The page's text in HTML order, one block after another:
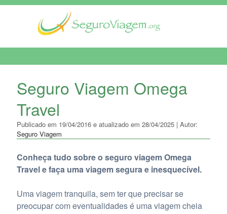
Seguro Viagem Omega
Travel
Publicado em 19/04/2016 e atualizado em 28/04/2025 | Autor:
Seguro Viagem
Conheça tudo sobre o seguro viagem Omega
Travel e faça uma viagem segura e inesquecível.
Uma viagem tranquila, sem ter que precisar se
preocupar com eventualidades é uma viagem cheia